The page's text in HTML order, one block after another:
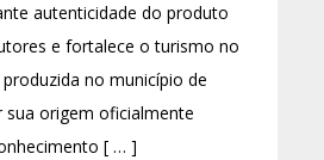
autenticidade do produto
e fortalece o turismo no
no município de
sua origem oficialmente
[ … ]